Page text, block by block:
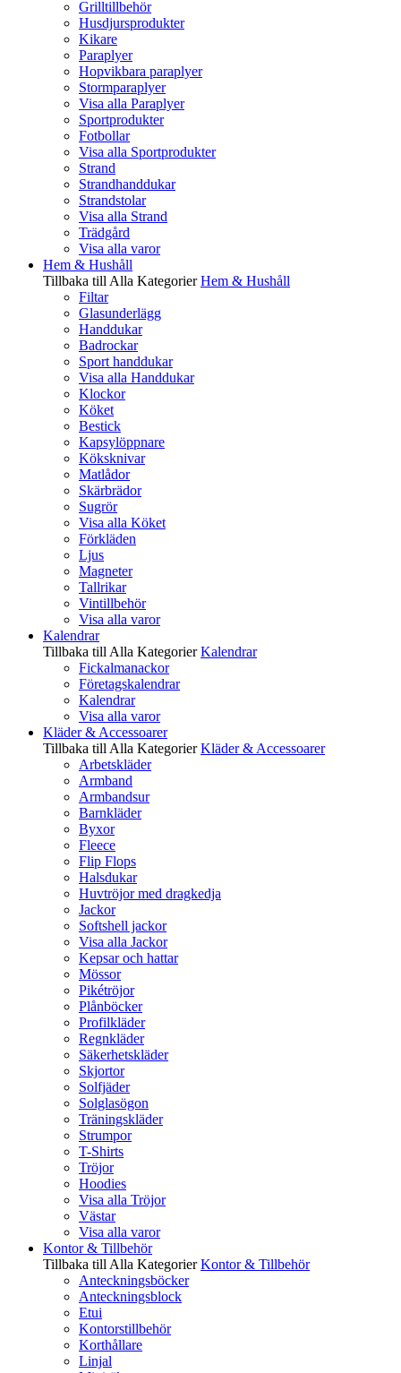
Grilltillbehör
Husdjursprodukter
Kikare
Paraplyer
Hopvikbara paraplyer
Stormparaplyer
Visa alla Paraplyer
Sportprodukter
Fotbollar
Visa alla Sportprodukter
Strand
Strandhanddukar
Strandstolar
Visa alla Strand
Trädgård
Visa alla varor
Hem & Hushåll
Tillbaka till Alla Kategorier Hem & Hushåll
Filtar
Glasunderlägg
Handdukar
Badrockar
Sport handdukar
Visa alla Handdukar
Klockor
Köket
Bestick
Kapsylöppnare
Köksknivar
Matlådor
Skärbrädor
Sugrör
Visa alla Köket
Förkläden
Ljus
Magneter
Tallrikar
Vintillbehör
Visa alla varor
Kalendrar
Tillbaka till Alla Kategorier Kalendrar
Fickalmanackor
Företagskalendrar
Kalendrar
Visa alla varor
Kläder & Accessoarer
Tillbaka till Alla Kategorier Kläder & Accessoarer
Arbetskläder
Armband
Armbandsur
Barnkläder
Byxor
Fleece
Flip Flops
Halsdukar
Huvtröjor med dragkedja
Jackor
Softshell jackor
Visa alla Jackor
Kepsar och hattar
Mössor
Pikétröjor
Plånböcker
Profilkläder
Regnkläder
Säkerhetskläder
Skjortor
Solfjäder
Solglasögon
Träningskläder
Strumpor
T-Shirts
Tröjor
Hoodies
Visa alla Tröjor
Västar
Visa alla varor
Kontor & Tillbehör
Tillbaka till Alla Kategorier Kontor & Tillbehör
Anteckningsböcker
Anteckningsblock
Etui
Kontorstillbehör
Korthållare
Linjal